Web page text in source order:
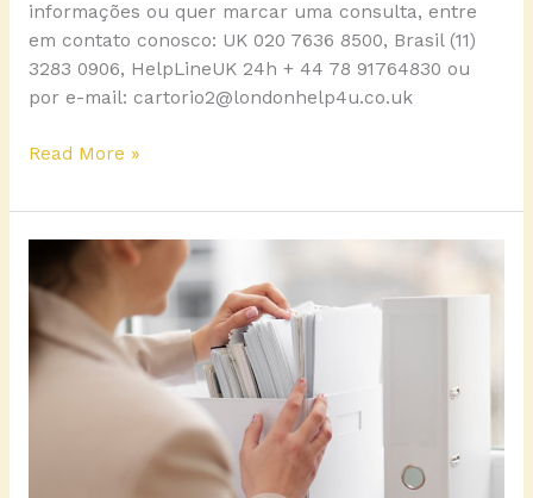
informações ou quer marcar uma consulta, entre
em contato conosco: UK 020 7636 8500, Brasil (11)
3283 0906, HelpLineUK 24h + 44 78 91764830 ou
por e-mail: cartorio2@londonhelp4u.co.uk
Read More »
Emissão
de
Certidões
no
Brasil,